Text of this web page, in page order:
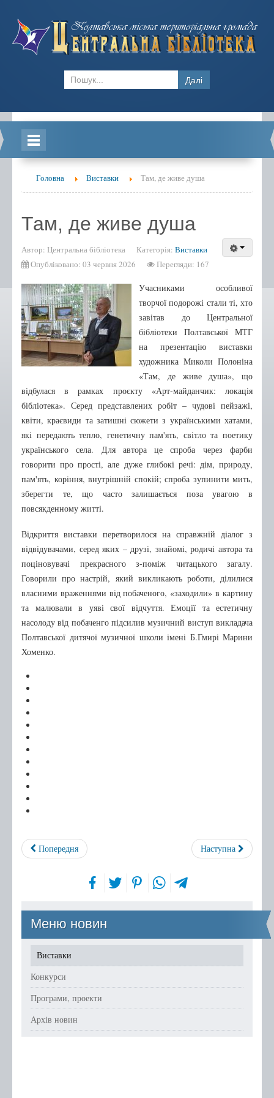
Далі
Новини
Блоги
Бібліотека-філія №1
Бібліотека-філія №2
Бібліотека-філія №3
Бібліотека-філія №4
Бібліотека-філія №5
Бібліотека-філія №6
Бібліотека-філія №9
Бібліотека-філія №10
Бібліотека-філія №12
Бібліотека-філія №13
Нові надходження
Афіша
Відео
Бібліотечному фахівцю
Про нас
Правила користування
Графік роботи
Про нас в ЗМІ
Головна Виставки Там, де живе душа
Там, де живе душа
Автор: Центральна бібліотека Категорія: Виставки
Опубліковано: 03 червня 2026
Перегляди: 167
Учасниками особливої
творчої подорожі стали ті, хто
завітав до Центральної
бібліотеки Полтавської МТГ
на презентацію виставки
художника Миколи Полоніна
«Там, де живе душа», що
відбулася в рамках проєкту «Арт-майданчик: локація
бібліотека». Серед представлених робіт – чудові пейзажі,
квіти, краєвиди та затишні сюжети з українськими хатами,
які передають тепло, генетичну пам'ять, світло та поетику
українського села. Для автора це спроба через фарби
говорити про прості, але дуже глибокі речі: дім, природу,
пам'ять, коріння, внутрішній спокій; спроба зупинити мить,
зберегти те, що часто залишається поза увагою в
повсякденному житті.
Відкриття виставки перетворилося на справжній діалог з
відвідувачами, серед яких – друзі, знайомі, родичі автора та
поціновувачі прекрасного з-поміж читацького загалу.
Говорили про настрій, який викликають роботи, ділилися
власними враженнями від побаченого, «заходили» в картину
та малювали в уяві свої відчуття. Емоції та естетичну
насолоду від побаченго підсилив музичний виступ викладача
Полтавської дитячої музичної школи імені Б.Гмирі Марини
Хоменко.
Попередня Наступна
Меню новин
Виставки
Конкурси
Програми, проекти
Архів новин